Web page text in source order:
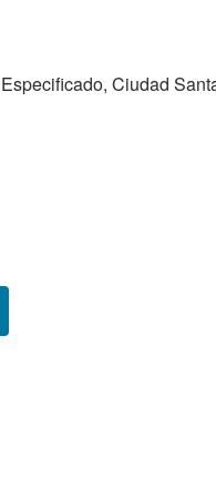
Ciudad